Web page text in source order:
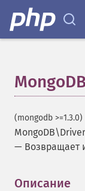
(mongodb >=1.3.0)
— Возвращает
Описание